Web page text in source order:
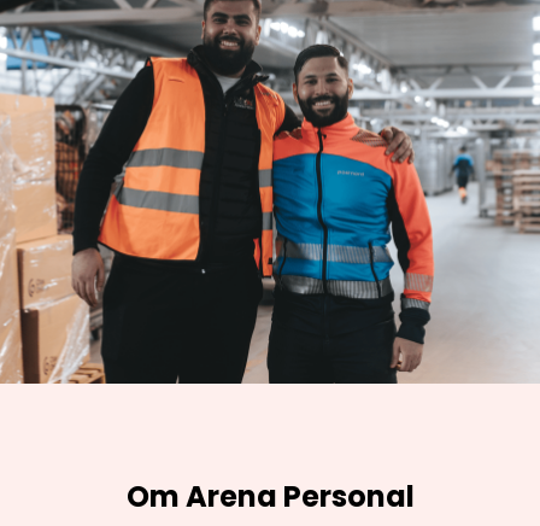
Om Arena Personal